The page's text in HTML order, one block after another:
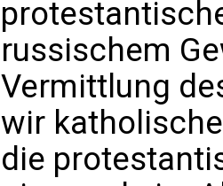
russischem
Vermittlung
wir
die